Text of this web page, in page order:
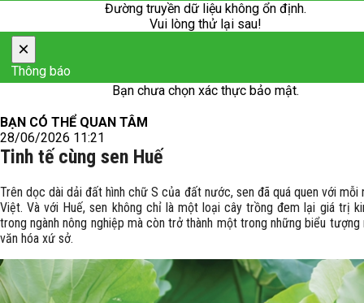
Đường truyền dữ liệu không ổn định.
Vui lòng thử lại sau!
×
Thông báo
Bạn chưa chọn xác thực bảo mật.
BẠN CÓ THỂ QUAN TÂM
28/06/2026 11:21
Tinh tế cùng sen Huế
Trên dọc dài dải đất hình chữ S của đất nước, sen đã quá quen với mỗi
Việt. Và với Huế, sen không chỉ là một loại cây trồng đem lại giá trị
trong ngành nông nghiệp mà còn trở thành một trong những biểu tượng
văn hóa xứ sở.